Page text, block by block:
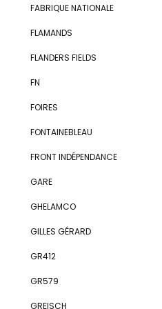
FABRIQUE NATIONALE
FLAMANDS
FLANDERS FIELDS
FN
FOIRES
FONTAINEBLEAU
FRONT INDÉPENDANCE
GARE
GHELAMCO
GILLES GÉRARD
GR412
GR579
GREISCH